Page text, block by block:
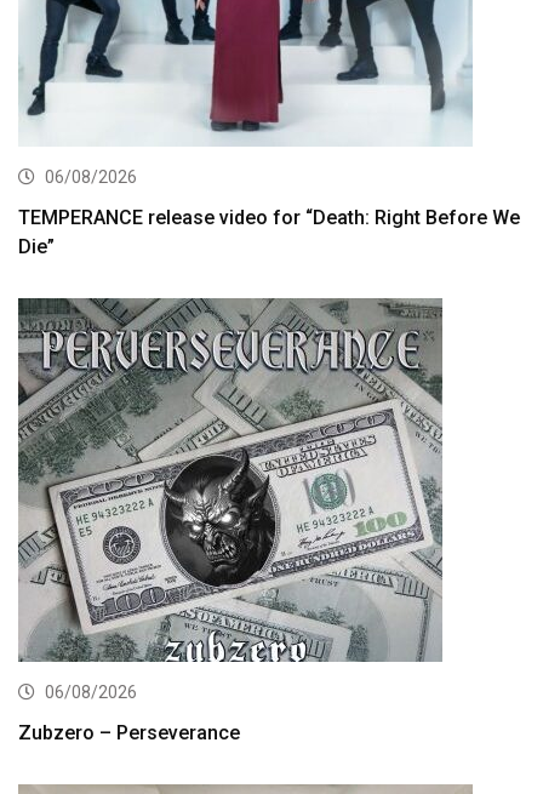
06/08/2026
TEMPERANCE release video for “Death: Right Before We
Die”
06/08/2026
Zubzero – Perseverance